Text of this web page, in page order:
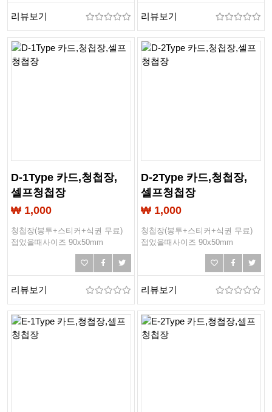
리뷰보기 리뷰보기
D-1Type 카드,청첩장,
셀프청첩장
₩ 1,000
청첩장(봉투+스티커+식권 무료)
접었을때사이즈 90x50mm
작업사이즈 103x93mm
봉투사이즈 90x60mm
리뷰보기
D-2Type 카드,청첩장,
셀프청첩장
₩ 1,000
청첩장(봉투+스티커+식권 무료)
접었을때사이즈 90x50mm
작업사이즈 103x93mm
봉투사이즈 90x60mm
리뷰보기